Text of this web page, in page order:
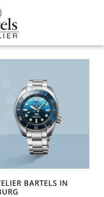
BARTELS IN